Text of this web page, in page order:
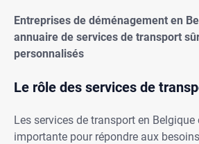
Entreprises de déménagement en
annuaire de services de transport
personnalisés
Le rôle des services de
Les services de transport en
importante pour répondre aux